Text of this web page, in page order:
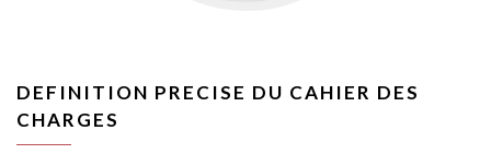
DEFINITION PRECISE DU CAHIER DES
CHARGES